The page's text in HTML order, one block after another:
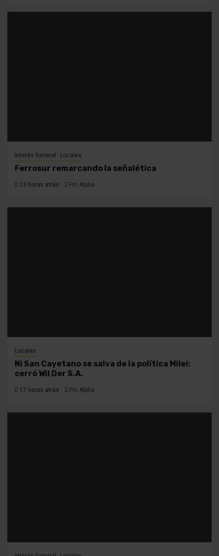
Interés General Locales
Ferrosur remarcando la señalética
13 horas atrás Fm Alpha
Locales
Ni San Cayetano se salva de la política Milei:
cerró Wil Der S.A.
17 horas atrás Fm Alpha